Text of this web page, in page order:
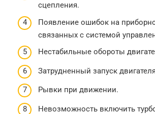
сцепления.
Появление ошибок на
связанных с системой
Нестабильные обороты
Затрудненный запуск
Рывки при движении.
Невозможность включить